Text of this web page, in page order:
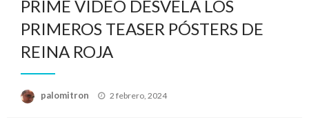
PRIME VIDEO DESVELA LOS
PRIMEROS TEASER PÓSTERS DE
REINA ROJA
palomitron
Publicado
2 febrero, 2024